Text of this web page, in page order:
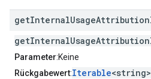
getInternalUsageAttribution
Parameter:Keine
Rückgabewert:Iterable